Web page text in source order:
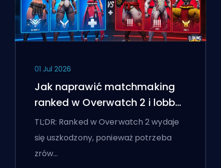
01 Jul 2026
Jak naprawić matchmaking
ranked w Overwatch 2 i lobby
'stomp'
TL;DR: Ranked w Overwatch 2 wydaje
się uszkodzony, ponieważ potrzeba
zrów…